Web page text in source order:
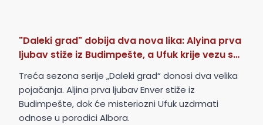
"Daleki grad" dobija dva nova lika: Alyina prva
ljubav stiže iz Budimpešte, a Ufuk krije vezu sa
Alborama
Treća sezona serije „Daleki grad“ donosi dva velika
pojačanja. Aljina prva ljubav Enver stiže iz
Budimpešte, dok će misteriozni Ufuk uzdrmati
odnose u porodici Albora.